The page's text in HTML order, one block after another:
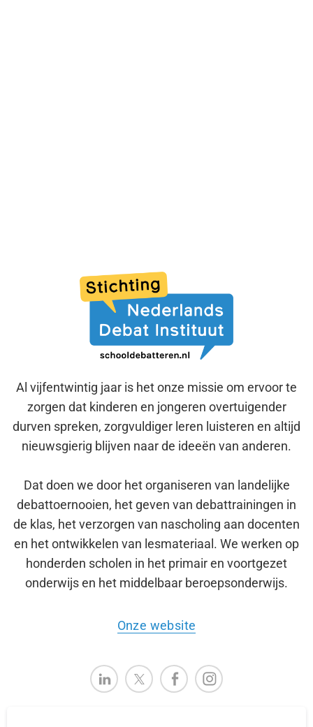
Al vijfentwintig jaar is het onze missie om ervoor te
zorgen dat kinderen en jongeren overtuigender
durven spreken, zorgvuldiger leren luisteren en altijd
nieuwsgierig blijven naar de ideeën van anderen.
Dat doen we door het organiseren van landelijke
debattoernooien, het geven van debattrainingen in
de klas, het verzorgen van nascholing aan docenten
en het ontwikkelen van lesmateriaal. We werken op
honderden scholen in het primair en voortgezet
onderwijs en het middelbaar beroepsonderwijs.
Onze website